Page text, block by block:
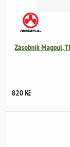
Zásobník Magpul,
820 Kč